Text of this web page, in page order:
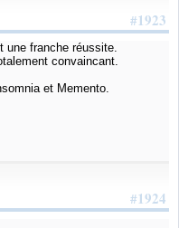
#1923
une franche réussite.
convaincant.
et Memento.
#1924